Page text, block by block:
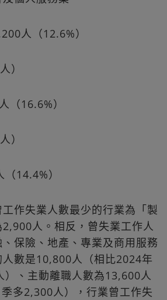
人（12.6%）
）
（16.6%）
）
14.4%）
作失業人數最少的行業為「製
人。相反，曾失業工作人
保險、地產、專業及商用服務
數是10,800人（相比2024年
）、主動離職人數為13,600人
季多2,300人），行業曾工作失